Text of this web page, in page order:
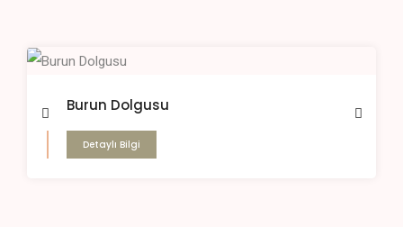
Burun Dolgusu
Detaylı Bilgi